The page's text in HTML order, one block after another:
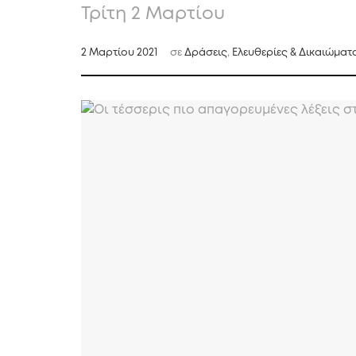
Τρίτη 2 Μαρτίου
2 Μαρτίου 2021 σε Δράσεις, Ελευθερίες &